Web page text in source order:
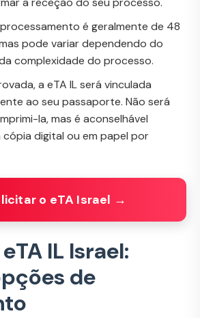
é geralmente de 48
pode variar dependendo do
complexidade do processo.
a eTA IL será vinculada
ao seu passaporte. Não será
la, mas é aconselhável
cópia digital ou em papel por
o eTA Israel →
IL Israel:
de